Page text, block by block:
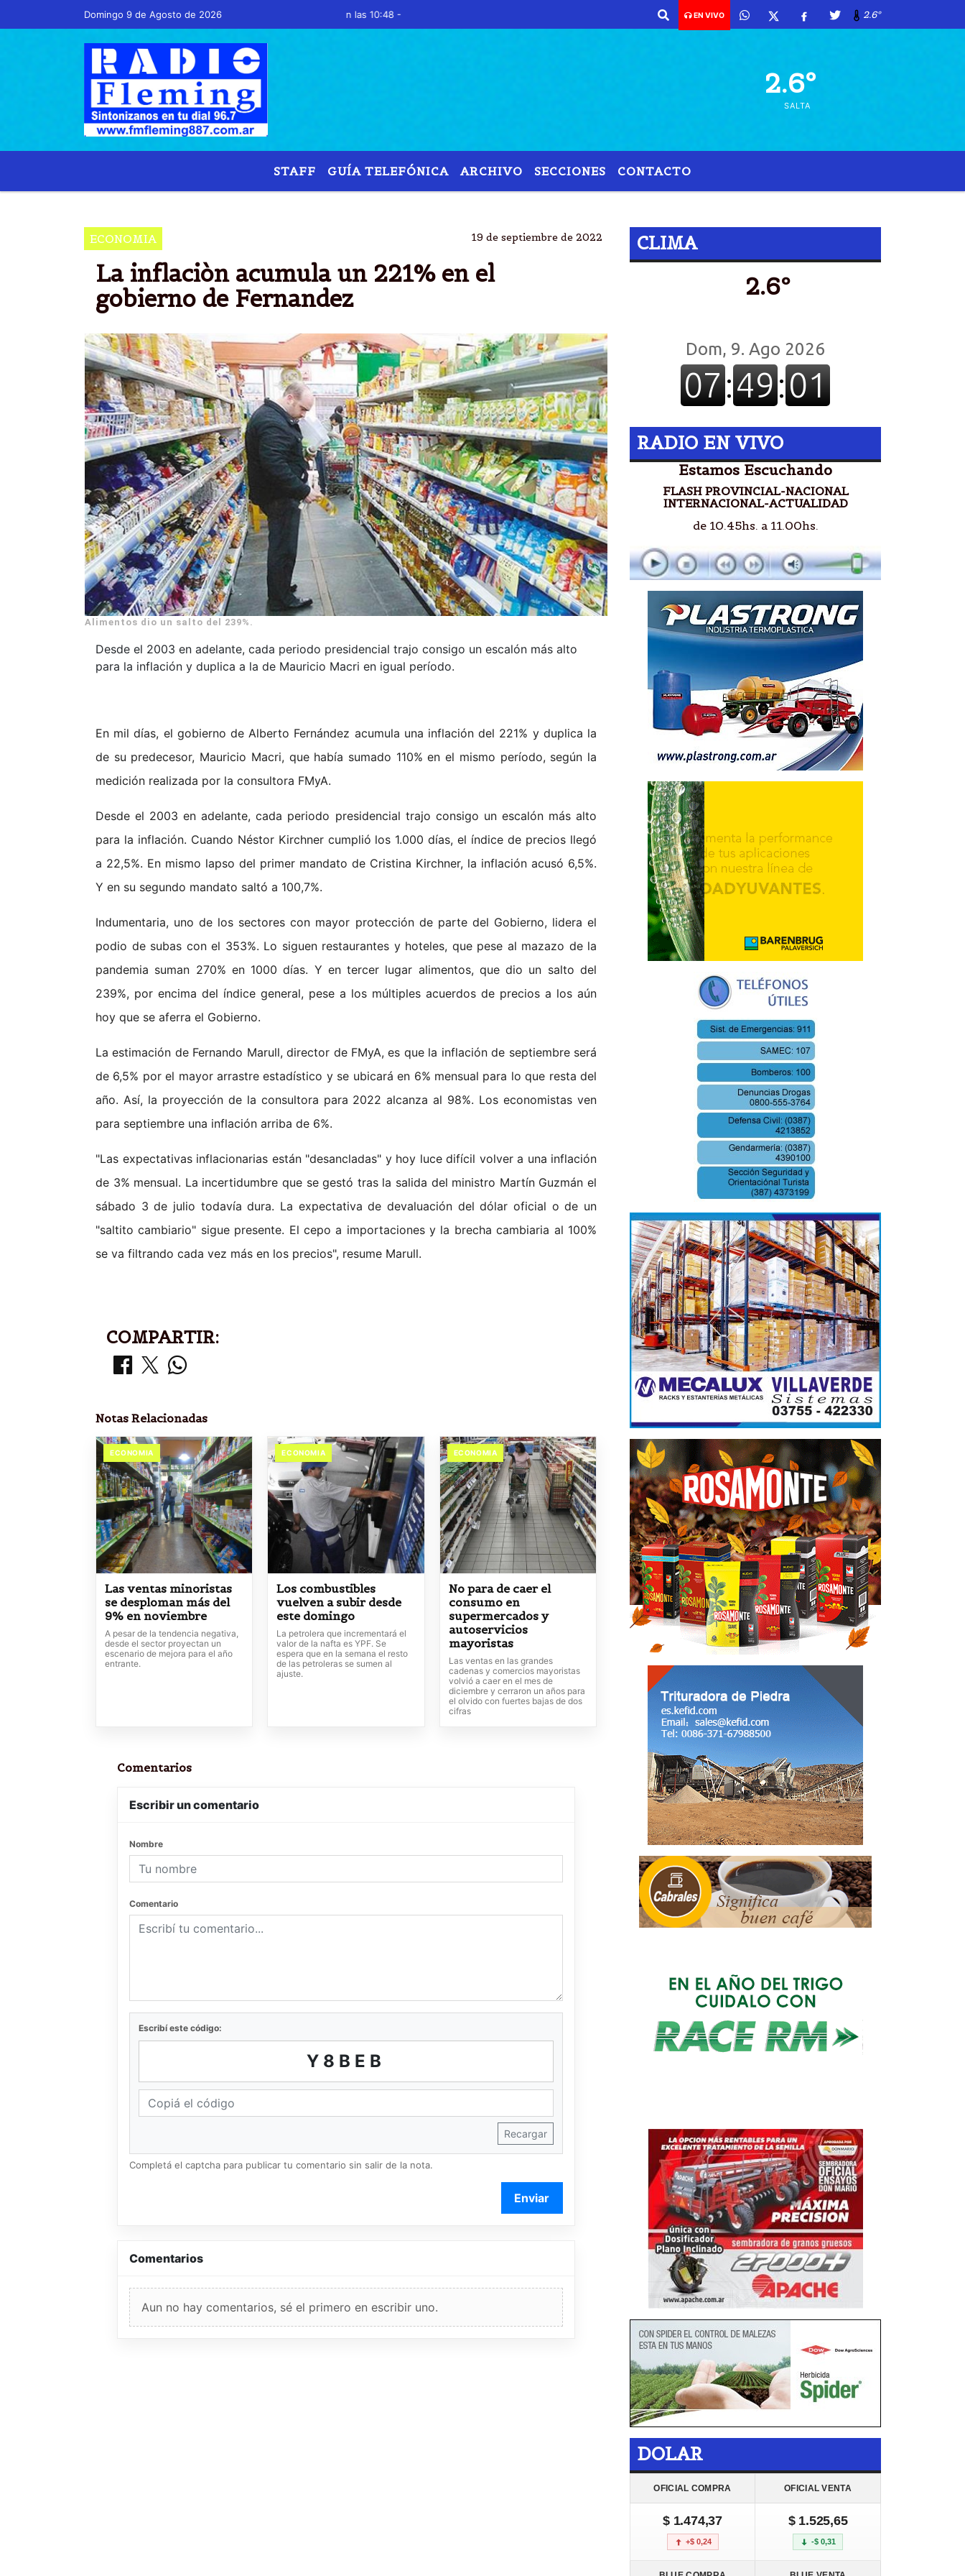
Domingo 9 de Agosto de 2026
Hoy es Domingo 9 de Agosto de 2026 y son las 10:48 - EN VIVO 2.6º
2.6º
SALTA
STAFF GUÍA TELEFÓNICA ARCHIVO SECCIONES CONTACTO
ECONOMIA 19 de septiembre de 2022
La inflaciòn acumula un 221% en el
gobierno de Fernandez
Alimentos dio un salto del 239%.
Desde el 2003 en adelante, cada periodo presidencial trajo consigo un escalón más alto
para la inflación y duplica a la de Mauricio Macri en igual período.
En mil días, el gobierno de Alberto Fernández acumula una inflación del 221% y duplica la
de su predecesor, Mauricio Macri, que había sumado 110% en el mismo período, según la
medición realizada por la consultora FMyA.
Desde el 2003 en adelante, cada periodo presidencial trajo consigo un escalón más alto
para la inflación. Cuando Néstor Kirchner cumplió los 1.000 días, el índice de precios llegó
a 22,5%. En mismo lapso del primer mandato de Cristina Kirchner, la inflación acusó 6,5%.
Y en su segundo mandato saltó a 100,7%.
Indumentaria, uno de los sectores con mayor protección de parte del Gobierno, lidera el
podio de subas con el 353%. Lo siguen restaurantes y hoteles, que pese al mazazo de la
pandemia suman 270% en 1000 días. Y en tercer lugar alimentos, que dio un salto del
239%, por encima del índice general, pese a los múltiples acuerdos de precios a los aún
hoy que se aferra el Gobierno.
La estimación de Fernando Marull, director de FMyA, es que la inflación de septiembre será
de 6,5% por el mayor arrastre estadístico y se ubicará en 6% mensual para lo que resta del
año. Así, la proyección de la consultora para 2022 alcanza al 98%. Los economistas ven
para septiembre una inflación arriba de 6%.
"Las expectativas inflacionarias están "desancladas" y hoy luce difícil volver a una inflación
de 3% mensual. La incertidumbre que se gestó tras la salida del ministro Martín Guzmán el
sábado 3 de julio todavía dura. La expectativa de devaluación del dólar oficial o de un
"saltito cambiario" sigue presente. El cepo a importaciones y la brecha cambiaria al 100%
se va filtrando cada vez más en los precios", resume Marull.
COMPARTIR:
Notas Relacionadas
ECONOMIA
Las ventas minoristas
se desploman más del
9% en noviembre
A pesar de la tendencia negativa,
desde el sector proyectan un
escenario de mejora para el año
entrante.
ECONOMIA
Los combustibles
vuelven a subir desde
este domingo
La petrolera que incrementará el
valor de la nafta es YPF. Se
espera que en la semana el resto
de las petroleras se sumen al
ajuste.
ECONOMIA
No para de caer el
consumo en
supermercados y
autoservicios
mayoristas
Las ventas en las grandes
cadenas y comercios mayoristas
volvió a caer en el mes de
diciembre y cerraron un años para
el olvido con fuertes bajas de dos
cifras
Comentarios
Escribir un comentario
Nombre
Comentario
Escribí este código:
Y8BEB
Recargar
Completá el captcha para publicar tu comentario sin salir de la nota.
Enviar
Comentarios
Aun no hay comentarios, sé el primero en escribir uno.
CLIMA
2.6º
RADIO EN VIVO
Estamos Escuchando
FLASH PROVINCIAL-NACIONAL
INTERNACIONAL-ACTUALIDAD
de 10.45hs. a 11.00hs.
DOLAR
OFICIAL COMPRA OFICIAL VENTA
$ 1.474,37
+$ 0,24
$ 1.525,65
-$ 0,31